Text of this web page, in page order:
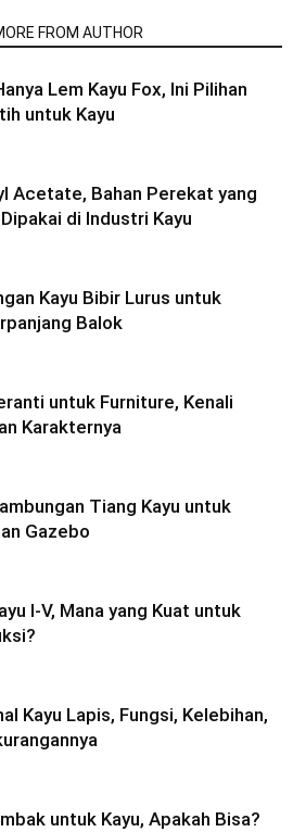
FROM AUTHOR
Lem Kayu Fox, Ini Pilihan
untuk Kayu
Acetate, Bahan Perekat yang
di Industri Kayu
Kayu Bibir Lurus untuk
Balok
untuk Furniture, Kenali
Karakternya
Tiang Kayu untuk
Gazebo
I-V, Mana yang Kuat untuk
Kayu Lapis, Fungsi, Kelebihan,
untuk Kayu, Apakah Bisa?